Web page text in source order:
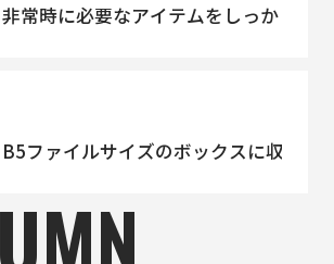
非常時に必要なアイテムをしっかり
B5ファイルサイズのボックスに収ま